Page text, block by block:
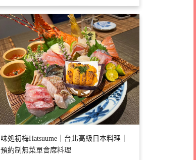
味処初梅Hatsuume｜台北高級日本料理｜
預約制無菜單會席料理